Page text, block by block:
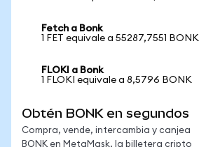
Fetch a Bonk
1 FET equivale a 55287,7551 BONK
FLOKI a Bonk
1 FLOKI equivale a 8,5796 BONK
Obtén BONK en segundos
Compra, vende, intercambia y canjea
BONK en MetaMask, la billetera cripto